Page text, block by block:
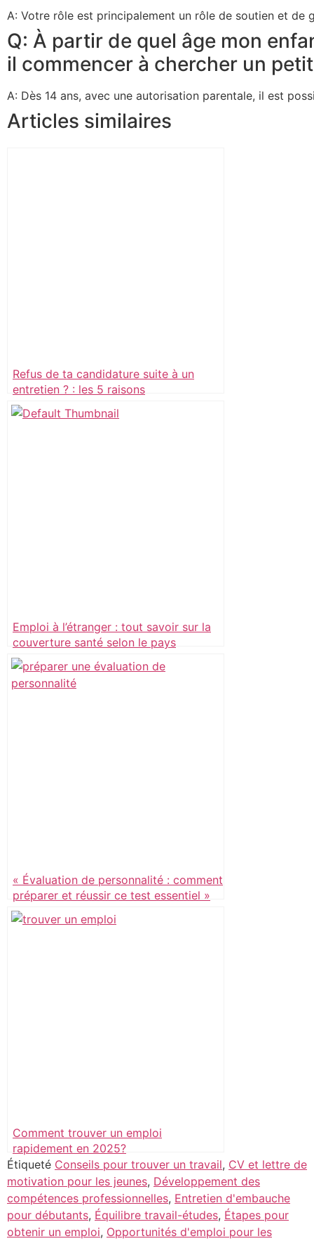
A: Votre rôle est principalement un rôle de soutien et de
Q: À partir de quel âge mon
il commencer à chercher un
A: Dès 14 ans, avec une autorisation parentale, il est
Articles similaires
Refus de ta candidature suite à un
entretien ? : les 5 raisons
Emploi à l’étranger : tout savoir sur la
couverture santé selon le pays
d’accueil
« Évaluation de personnalité : comment
préparer et réussir ce test essentiel »
Comment trouver un emploi
rapidement en 2025?
Étiqueté Conseils pour trouver un travail, CV et lettre de
motivation pour les jeunes, Développement des
compétences professionnelles, Entretien d'embauche
pour débutants, Équilibre travail-études, Étapes pour
obtenir un emploi, Opportunités d'emploi pour les